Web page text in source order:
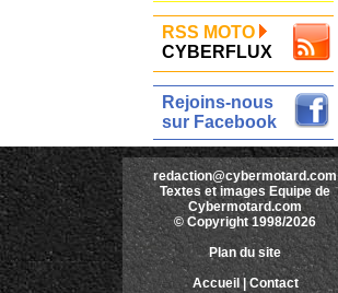
RSS MOTO
CYBERFLUX
Rejoins-nous
sur Facebook
redaction@cybermotard.com
Textes et images Equipe de
Cybermotard.com
© Copyright 1998/2026
Plan du site
Accueil |Contact